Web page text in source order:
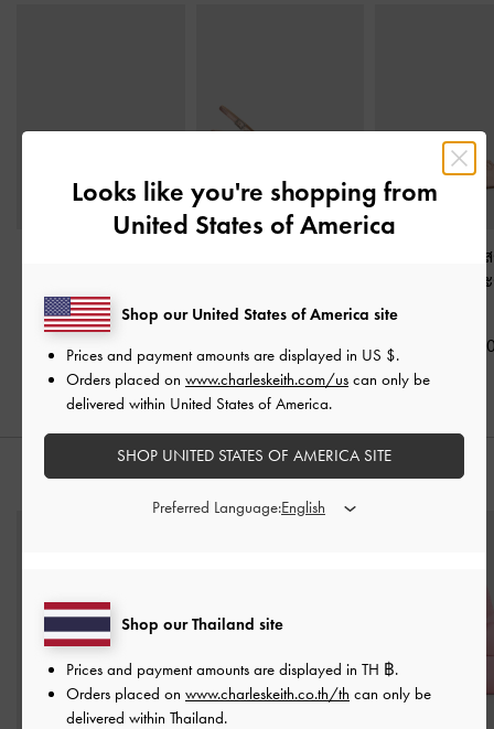
฿2,590.00
ลิตเตอร์
สีชมพู
฿2,590.00
รองเท้าส้นเตี้ยวั
ข่ายกลิตเตอร์ป
฿2,390.00
สไตล์ลุคด้วย
Looks like you're shopping from
United States of America
Shop our Thailand site
Prices and payment amounts are displayed in TH ฿.
Orders placed on www.charleskeith.co.th/th can only be
delivered within Thailand.
Shop our United States of America site
Prices and payment amounts are displayed in US $.
Orders placed on www.charleskeith.com/us can only be
delivered within United States of America.
SHOP UNITED STATES OF AMERICA SITE
Preferred Language: